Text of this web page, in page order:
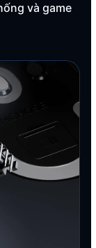
và game